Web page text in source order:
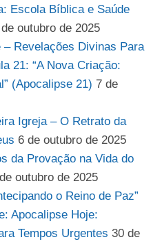
Escola Bíblica e Saúde
outubro de 2025
– Revelações Divinas Para
21: “A Nova Criação:
(Apocalipse 21) 7 de
Igreja – O Retrato da
6 de outubro de 2025
da Provação na Vida do
outubro de 2025
o Reino de Paz”
Apocalipse Hoje:
Tempos Urgentes 30 de